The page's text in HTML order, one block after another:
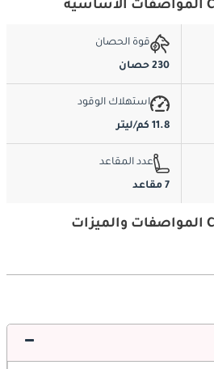
قوة الحصان
230 حصان
استهلاك الوقود
11.8 كم/ليتر
عدد المقاعد
7 مقاعد